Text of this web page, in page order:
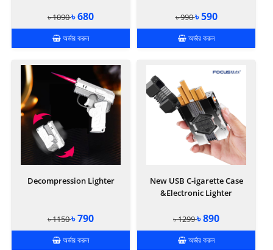
৳ 1090৳ 680
অর্ডার করুন
৳ 990৳ 590
অর্ডার করুন
Decompression Lighter
৳ 1150৳ 790
অর্ডার করুন
New USB C-igarette Case
&Electronic Lighter
৳ 1299৳ 890
অর্ডার করুন